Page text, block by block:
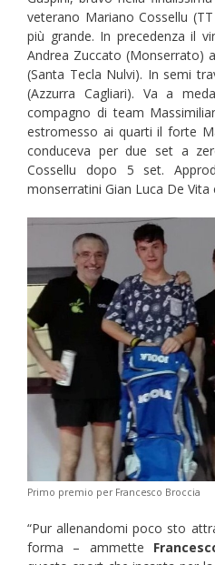
veterano Mariano Cossellu
più grande. In precedenza il
Andrea Zuccato (Monserrato)
(Santa Tecla Nulvi). In semi
(Azzurra Cagliari). Va a
compagno di team
estromesso ai quarti il forte
conduceva per due set a
Cossellu dopo 5 set.
monserratini Gian Luca De Vita
Primo premio per Francesco Broccia
“Pur allenandomi poco sto
forma – ammette